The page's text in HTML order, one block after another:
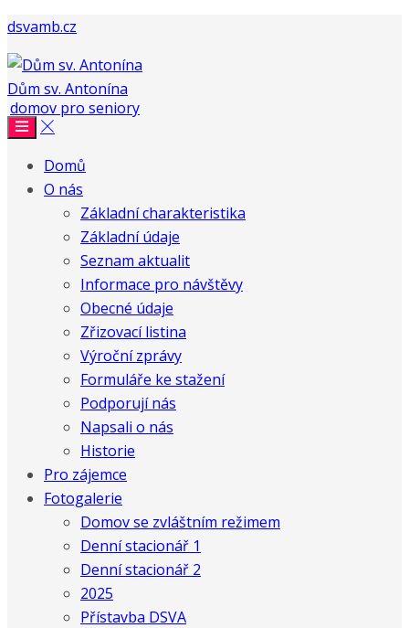
dsvamb.cz
Dům sv. Antonína
Domů
O nás
Základní charakteristika
Základní údaje
Seznam aktualit
Informace pro návštěvy
Obecné údaje
Zřizovací listina
Výroční zprávy
Formuláře ke stažení
Podporují nás
Napsali o nás
Historie
Pro zájemce
Fotogalerie
Domov se zvláštním režimem
Denní stacionář 1
Denní stacionář 2
2025
Přístavba DSVA